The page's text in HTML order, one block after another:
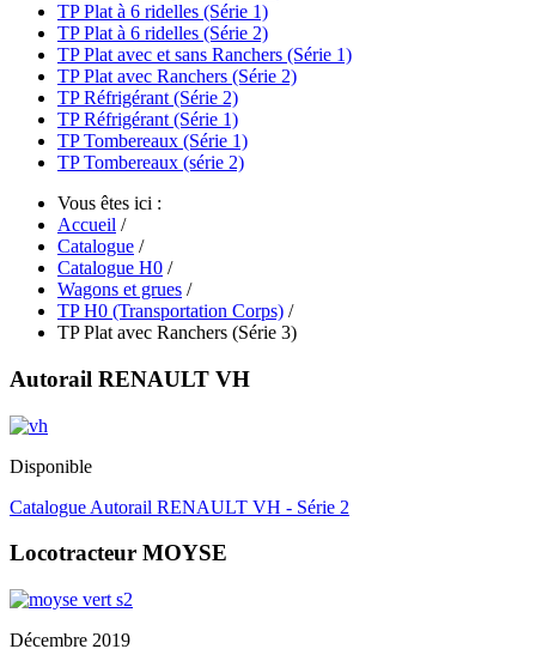
TP Plat à 6 ridelles (Série 1)
TP Plat à 6 ridelles (Série 2)
TP Plat avec et sans Ranchers (Série 1)
TP Plat avec Ranchers (Série 2)
TP Réfrigérant (Série 2)
TP Réfrigérant (Série 1)
TP Tombereaux (Série 1)
TP Tombereaux (série 2)
Vous êtes ici :
Accueil /
Catalogue /
Catalogue H0 /
Wagons et grues /
TP H0 (Transportation Corps) /
TP Plat avec Ranchers (Série 3)
Autorail RENAULT VH
Disponible
Catalogue Autorail RENAULT VH - Série 2
Locotracteur MOYSE
Décembre 2019